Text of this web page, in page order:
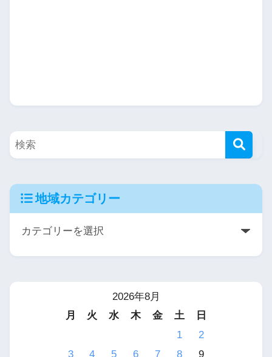
地域カテゴリー
2026年8月
月
火 水 木 金 土
日
1
2
3
4 5 6 7 8
9